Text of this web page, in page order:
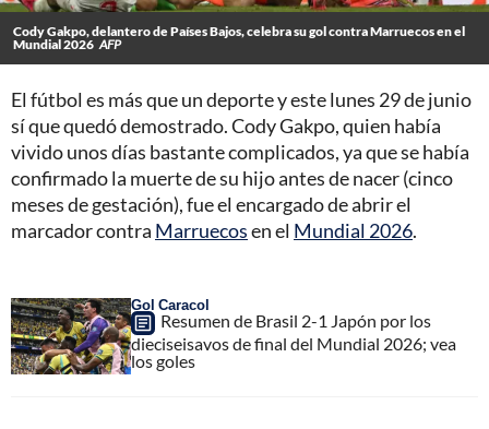
Cody Gakpo, delantero de Países Bajos, celebra su gol contra Marruecos en el
Mundial 2026 AFP
El fútbol es más que un deporte y este lunes 29 de junio
sí que quedó demostrado. Cody Gakpo, quien había
vivido unos días bastante complicados, ya que se había
confirmado la muerte de su hijo antes de nacer (cinco
meses de gestación), fue el encargado de abrir el
marcador contra Marruecosen el Mundial 2026.
Gol Caracol
Resumen de Brasil 2-1 Japón por los
dieciseisavos de final del Mundial 2026; vea
los goles